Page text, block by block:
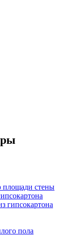
площади стены
гипсокартона
пола